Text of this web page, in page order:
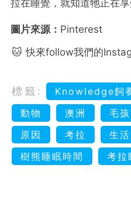
拉在睡覺，就知道牠正在
圖片來源： Pinterest
🐱 快來follow我們的
標籤: Knowledge飼
動物
澳洲
毛
原因
考拉 生
樹熊睡眠時間
考拉